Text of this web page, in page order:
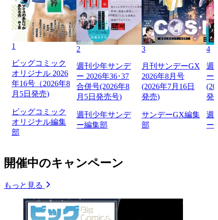
1
ビッグコミック
オリジナル 2026
年16号（2026年8
月5日発売)
ビッグコミック
オリジナル編集
部
2
週刊少年サンデ
ー 2026年36･37
合併号(2026年8
月5日発売号)
週刊少年サンデ
ー編集部
3
月刊サンデーGX
2026年8月号
(2026年7月16日
発売)
サンデーGX編集
部
4
週
ー
発
週
ー
開催中のキャンペーン
もっと見る